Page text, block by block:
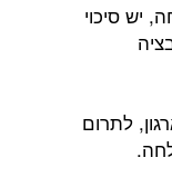
יש סיכוי
לתרום